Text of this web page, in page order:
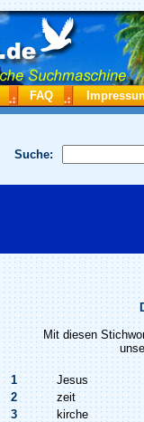
FAQ
Suche:
Mit diesen
1
Jesus
2
zeit
3
kirche